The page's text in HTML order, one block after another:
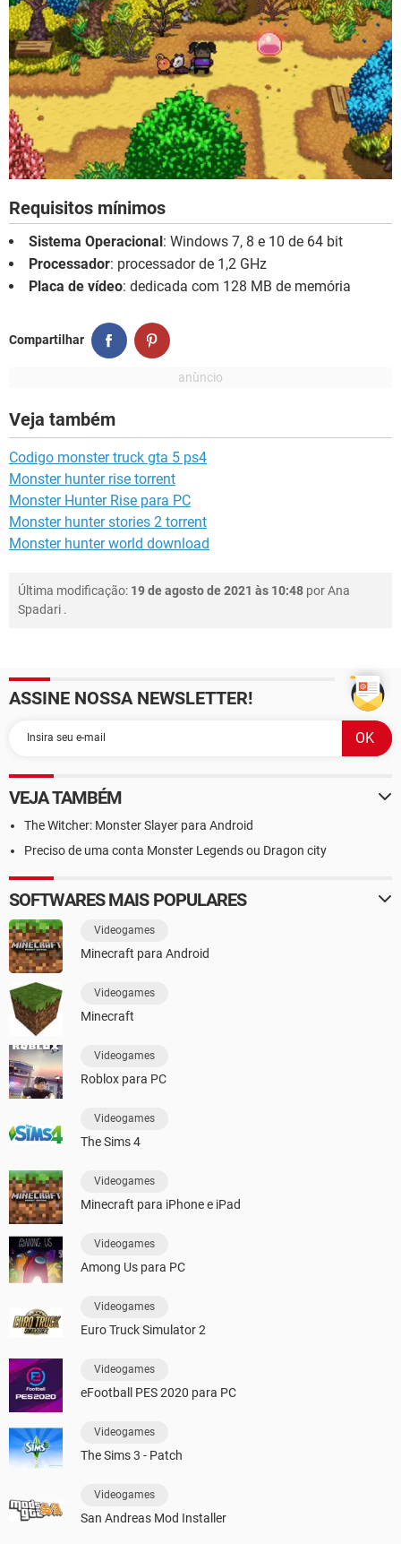
Requisitos mínimos
Sistema Operacional: Windows 7, 8 e 10 de 64 bit
Processador: processador de 1,2 GHz
Placa de vídeo: dedicada com 128 MB de memória
Compartilhar
Veja também
Codigo monster truck gta 5 ps4
Monster hunter rise torrent
Monster Hunter Rise para PC
Monster hunter stories 2 torrent
Monster hunter world download
Última modificação: 19 de agosto de 2021 às 10:48 porAna
Spadari .
ASSINE NOSSA NEWSLETTER!
VEJA TAMBÉM
The Witcher: Monster Slayer para Android
Preciso de uma conta Monster Legends ou Dragon city
SOFTWARES MAIS POPULARES
Videogames
Minecraft para Android
Videogames
Minecraft
Videogames
Roblox para PC
Videogames
The Sims 4
Videogames
Minecraft para iPhone e iPad
Videogames
Among Us para PC
Videogames
Euro Truck Simulator 2
Videogames
eFootball PES 2020 para PC
Videogames
The Sims 3 - Patch
Videogames
San Andreas Mod Installer